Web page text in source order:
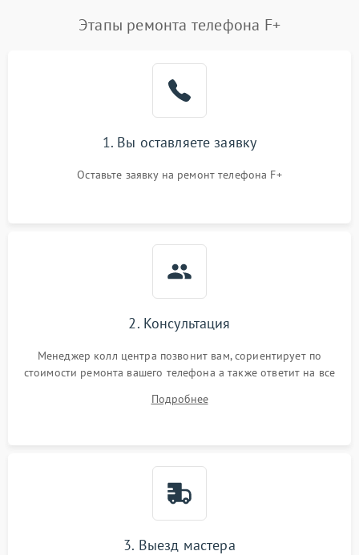
Этапы ремонта телефона F+
1. Вы оставляете заявку
Оставьте заявку на ремонт телефона F+
2. Консультация
Менеджер колл центра позвонит вам, сориентирует по
стоимости ремонта вашего телефона а также ответит на все
Подробнее
3. Выезд мастера